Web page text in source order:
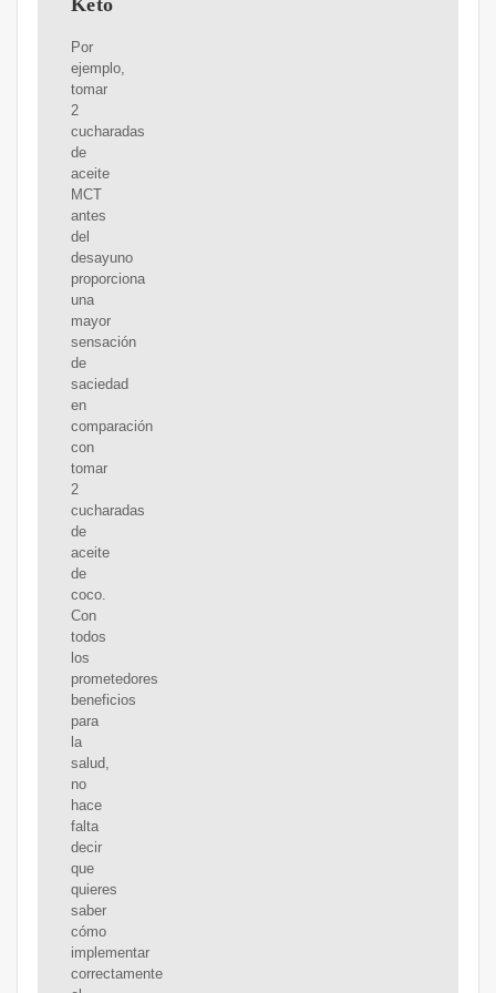
Keto
Por
ejemplo,
tomar
2
cucharadas
de
aceite
MCT
antes
del
desayuno
proporciona
una
mayor
sensación
de
saciedad
en
comparación
con
tomar
2
cucharadas
de
aceite
de
coco.
Con
todos
los
prometedores
beneficios
para
la
salud,
no
hace
falta
decir
que
quieres
saber
cómo
implementar
correctamente